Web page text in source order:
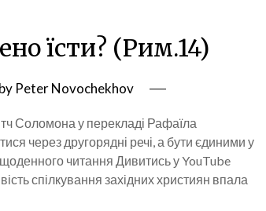
їсти? (Рим.14)
Peter Novochekhov
Соломона у перекладі Рафаїла
через другорядні речі, а бути єдиними у
читання Дивитись у YouTube
спілкування західних християн впала